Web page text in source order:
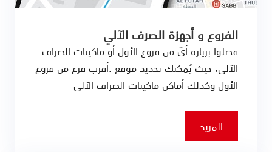
الفروع و أجهزة الصرف الآلي
فضلوا بزيارة أيّ من فروع الأول أو ماكينات الصراف
الآلي، حيث يُمكنك تحديد موقع .أقرب فرع من فروع
الأول وكذلك أماكن ماكينات الصراف الآلي
المزيد